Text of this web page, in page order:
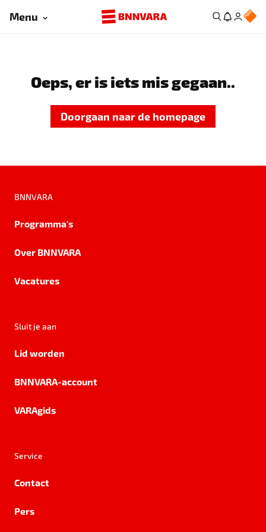
Menu
Oeps, er is iets mis gegaan..
Doorgaan naar de homepage
BNNVARA
Programma's
Over BNNVARA
Vacatures
Sluit je aan
Lid worden
BNNVARA-account
VARAgids
Service
Contact
Pers